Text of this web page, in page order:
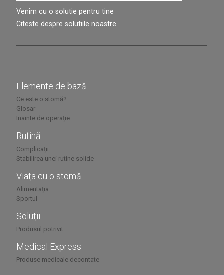
Venim cu o solutie pentru tine
Citeste despre solutiile noastre
Elemente de bază
Ce este o stomă?
Glosar
Inainte de operație
Rutină
Complicații
Stabilirea unei rutine solide
Viața cu o stomă
Alimentația
Sportul
Soluții
Produsul potrivit
Medical Express
Produse medicale decontate